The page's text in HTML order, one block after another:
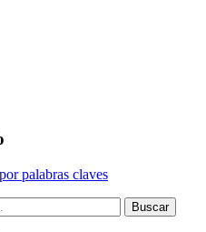
palabras claves
Buscar